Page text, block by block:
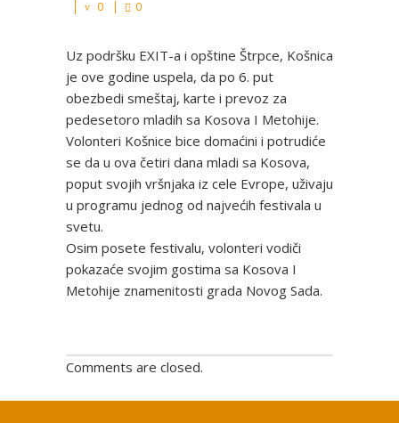
0
0
Uz podršku EXIT-a i opštine Štrpce, Košnica
je ove godine uspela, da po 6. put
obezbedi smeštaj, karte i prevoz za
pedesetoro mladih sa Kosova I Metohije.
Volonteri Košnice bice domaćini i potrudiće
se da u ova četiri dana mladi sa Kosova,
poput svojih vršnjaka iz cele Evrope, uživaju
u programu jednog od najvećih festivala u
svetu.
Osim posete festivalu, volonteri vodiči
pokazaće svojim gostima sa Kosova I
Metohije znamenitosti grada Novog Sada.
Comments are closed.